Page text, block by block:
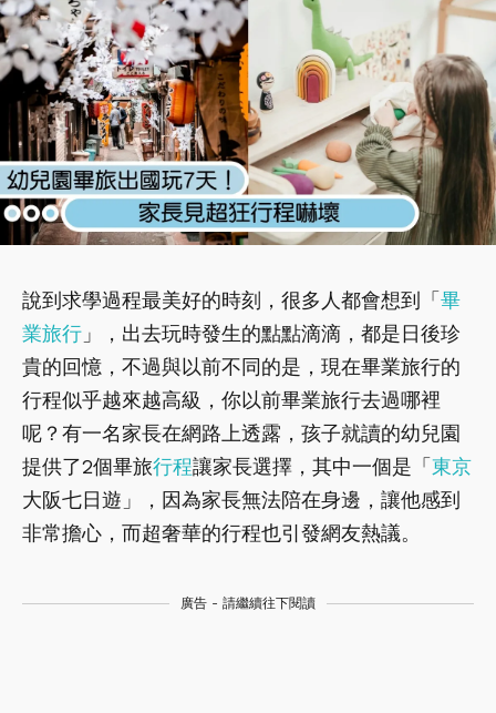
說到求學過程最美好的時刻，很多人都會想到「 畢
業旅行 」，出去玩時發生的點點滴滴，都是日後珍
貴的回憶，不過與以前不同的是，現在畢業旅行的
行程似乎越來越高級，你以前畢業旅行去過哪裡
呢？有一名家長在網路上透露，孩子就讀的幼兒園
提供了2個畢旅行程讓家長選擇，其中一個是「 東京
大阪七日遊」，因為家長無法陪在身邊，讓他感到
非常擔心，而超奢華的行程也引發網友熱議。
廣告 - 請繼續往下閱讀